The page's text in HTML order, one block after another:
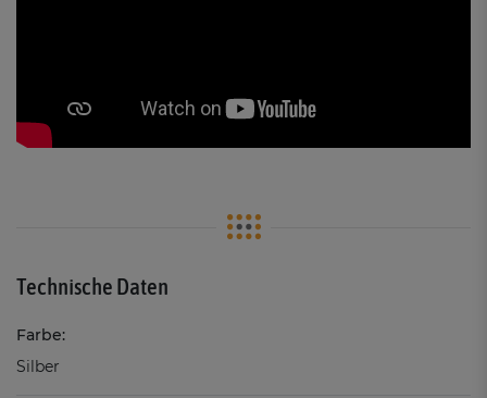
Technische Daten
Farbe:
Silber